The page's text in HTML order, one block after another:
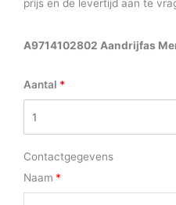
prijs en de levertijd aan te
A9714102802 Aandrijfas
Aantal
Contactgegevens
Naam